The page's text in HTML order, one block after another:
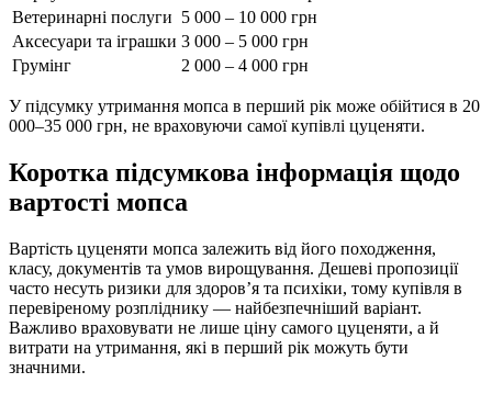
Ветеринарні послуги 5 000 – 10 000 грн
Аксесуари та іграшки 3 000 – 5 000 грн
Грумінг
2 000 – 4 000 грн
У підсумку утримання мопса в перший рік може обійтися в 20
000–35 000 грн, не враховуючи самої купівлі цуценяти.
Коротка підсумкова інформація щодо
вартості мопса
Вартість цуценяти мопса залежить від його походження,
класу, документів та умов вирощування. Дешеві пропозиції
часто несуть ризики для здоров’я та психіки, тому купівля в
перевіреному розпліднику — найбезпечніший варіант.
Важливо враховувати не лише ціну самого цуценяти, а й
витрати на утримання, які в перший рік можуть бути
значними.